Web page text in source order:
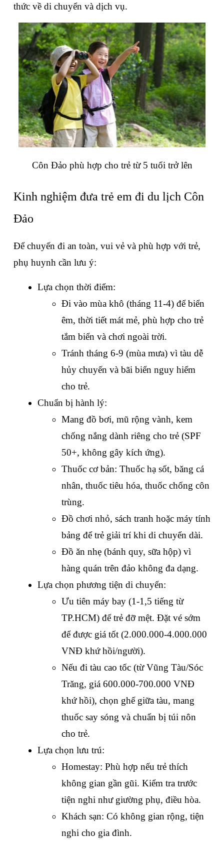
thức về di chuyển và dịch vụ.
Côn Đảo phù hợp cho trẻ từ 5 tuổi trở lên
Kinh nghiệm đưa trẻ em đi du lịch Côn
Đảo
Để chuyến đi an toàn, vui vẻ và phù hợp với trẻ,
phụ huynh cần lưu ý:
Lựa chọn thời điểm:
Đi vào mùa khô (tháng 11-4) để biển
êm, thời tiết mát mẻ, phù hợp cho trẻ
tắm biển và chơi ngoài trời.
Tránh tháng 6-9 (mùa mưa) vì tàu dễ
hủy chuyến và bãi biển nguy hiểm
cho trẻ.
Chuẩn bị hành lý:
Mang đồ bơi, mũ rộng vành, kem
chống nắng dành riêng cho trẻ (SPF
50+, không gây kích ứng).
Thuốc cơ bản: Thuốc hạ sốt, băng cá
nhân, thuốc tiêu hóa, thuốc chống côn
trùng.
Đồ chơi nhỏ, sách tranh hoặc máy tính
bảng để trẻ giải trí khi di chuyển dài.
Đồ ăn nhẹ (bánh quy, sữa hộp) vì
hàng quán trên đảo không đa dạng.
Lựa chọn phương tiện di chuyển:
Ưu tiên máy bay (1-1,5 tiếng từ
TP.HCM) để trẻ đỡ mệt. Đặt vé sớm
để được giá tốt (2.000.000-4.000.000
VNĐ khứ hồi/người).
Nếu đi tàu cao tốc (từ Vũng Tàu/Sóc
Trăng, giá 600.000-700.000 VNĐ
khứ hồi), chọn ghế giữa tàu, mang
thuốc say sóng và chuẩn bị túi nôn
cho trẻ.
Lựa chọn lưu trú:
Homestay: Phù hợp nếu trẻ thích
không gian gần gũi. Kiểm tra trước
tiện nghi như giường phụ, điều hòa.
Khách sạn: Có không gian rộng, tiện
nghi cho gia đình.